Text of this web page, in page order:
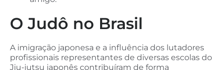
O Judô no Brasil
A imigração japonesa e a influência dos lutadores
profissionais representantes de diversas escolas do
Jiu-jutsu japonês contribuíram de forma